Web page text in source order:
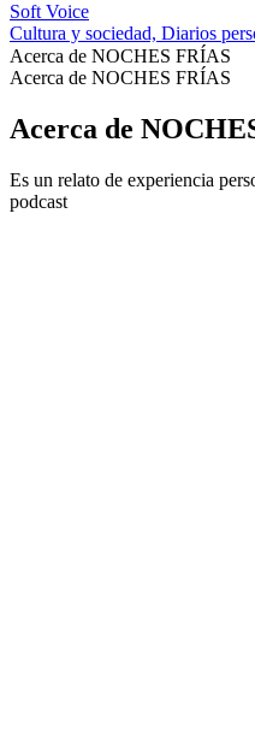
Soft Voice
Cultura y sociedad, Diarios
Acerca de NOCHES FRÍAS
Acerca de NOCHES FRÍAS
Acerca de
Es un relato de experiencia
podcast